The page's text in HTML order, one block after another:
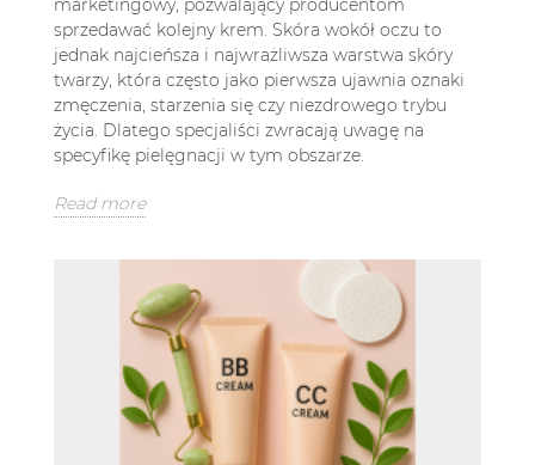
sprzedawać kolejny krem. Skóra wokół oczu to
jednak najcieńsza i najwrażliwsza warstwa skóry
twarzy, która często jako pierwsza ujawnia oznaki
zmęczenia, starzenia się czy niezdrowego trybu
życia. Dlatego specjaliści zwracają uwagę na
specyfikę pielęgnacji w tym obszarze.
Read more